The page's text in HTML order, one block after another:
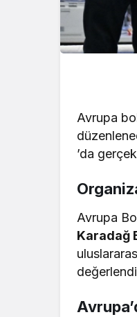
Avrupa
’da
Avrupa
Karadağ